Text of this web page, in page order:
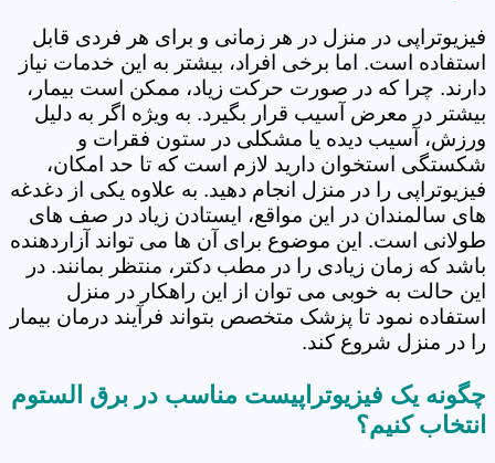
فیزیوتراپی در منزل در هر زمانی و برای هر فردی قابل
استفاده است. اما برخی افراد، بیشتر به این خدمات نیاز
دارند. چرا که در صورت حرکت زیاد، ممکن است بیمار،
بیشتر در معرض آسیب قرار بگیرد. به ویژه اگر به دلیل
ورزش، آسیب دیده یا مشکلی در ستون فقرات و
شکستگی استخوان دارید لازم است که تا حد امکان،
فیزیوتراپی را در منزل انجام دهید. به علاوه یکی از دغدغه
های سالمندان در این مواقع، ایستادن زیاد در صف های
طولانی است. این موضوع برای آن ها می تواند آزاردهنده
باشد که زمان زیادی را در مطب دکتر، منتظر بمانند. در
این حالت به خوبی می توان از این راهکار در منزل
استفاده نمود تا پزشک متخصص بتواند فرآیند درمان بیمار
را در منزل شروع کند.
چگونه یک فیزیوتراپیست مناسب در برق الستوم
انتخاب کنیم؟